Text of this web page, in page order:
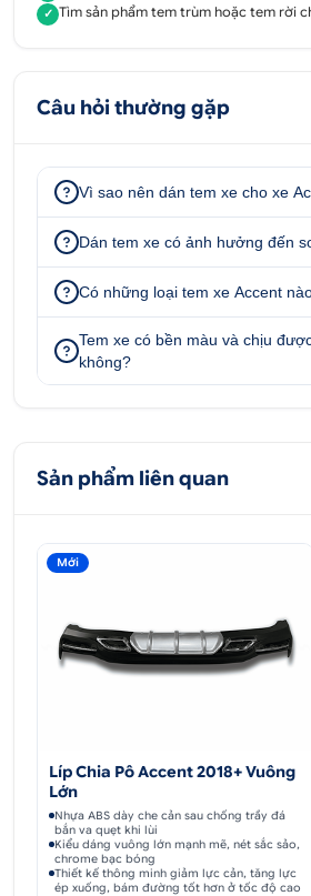
✓ Tìm sản phẩm tem trùm hoặc tem rời
Câu hỏi thường gặp
Vì sao nên dán tem xe cho xe
Dán tem xe có ảnh hưởng đến
Có những loại tem xe Accent
Tem xe có bền màu và chịu
không?
Sản phẩm liên quan
Mới
Líp Chia Pô Accent 2018+ Vuông
Lớn
Nhựa ABS dày che cản sau chống trầy đá
bắn va quẹt khi lùi
Kiểu dáng vuông lớn mạnh mẽ, nét sắc sảo,
chrome bạc bóng
Thiết kế thông minh giảm lực cản, tăng lực
ép xuống, bám đường tốt hơn ở tốc độ cao